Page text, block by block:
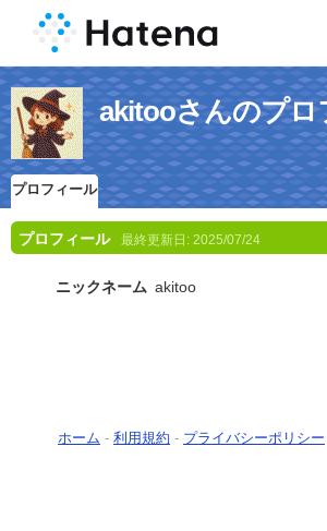
akitooさんのプロ
プロフィール
プロフィール 最終更新日: 2025/07/24
ニックネーム akitoo
ホーム - 利用規約 - プライバシーポリシー